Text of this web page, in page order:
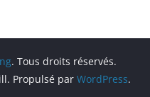
. Tous droits réservés.
Propulsé par WordPress.